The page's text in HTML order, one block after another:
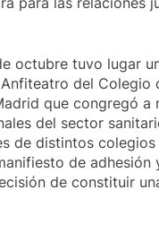
octubre tuvo lugar
del Colegio
que congregó a
del sector
de distintos colegios
de adhesión
de constituir